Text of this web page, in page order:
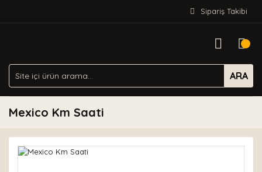
Sipariş Takibi
ARA
Mexico Km Saati